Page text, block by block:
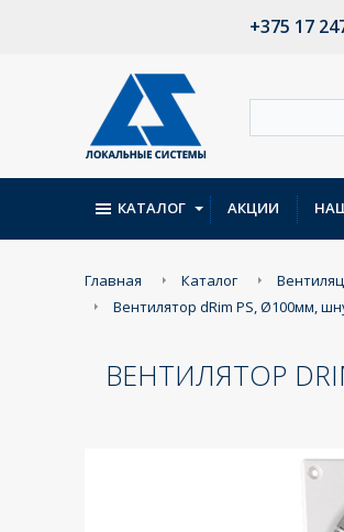
+375 17
КАТАЛОГ АКЦИИ
Главная Каталог
Вентилятор dRim PS, Ø100мм,
ВЕНТИЛЯТОР